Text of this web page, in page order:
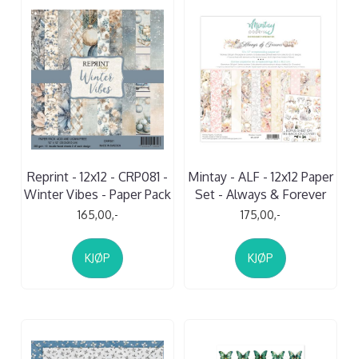
Reprint - 12x12 - CRP081 -
Winter Vibes - Paper Pack
165,00,-
KJØP
Mintay - ALF - 12x12 Paper
Set - Always & Forever
175,00,-
KJØP